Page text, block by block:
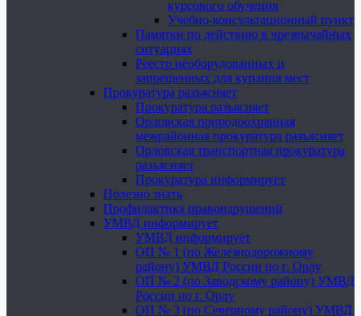
курсового обучения
Учебно-консультационный пункт
Памятки по действию в чрезвычайных
ситуациях
Реестр необорудованных и
запрещенных для купания мест
Прокуратура разъясняет
Прокуратура разъясняет
Орловская природоохранная
межрайонная прокуратура разъясняет
Орловская транспортная прокуратура
разъясняет
Прокуратура информирует
Полезно знать
Профилактика правонарушений
УМВД информирует
УМВД информирует
ОП № 1 (по Железнодорожному
району) УМВД России по г. Орлу
ОП № 2 (по Заводскому району) УМВД
России по г. Орлу
ОП № 3 (по Северному району) УМВД